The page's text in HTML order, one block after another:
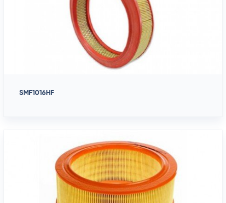
SMF1016HF